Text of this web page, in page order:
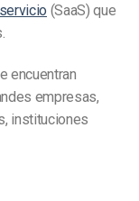
(SaaS) que
encuentran
empresas,
instituciones